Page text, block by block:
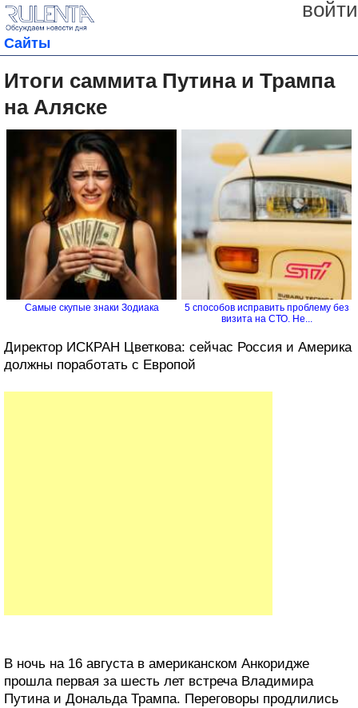
войти
Сайты
Итоги саммита Путина и Трампа
на Аляске
Самые скупые знаки Зодиака
5 способов исправить проблему без
визита на СТО. Не...
Директор ИСКРАН Цветкова: сейчас Россия и Америка
должны поработать с Европой
В ночь на 16 августа в американском Анкоридже
прошла первая за шесть лет встреча Владимира
Путина и Дональда Трампа. Переговоры продлились